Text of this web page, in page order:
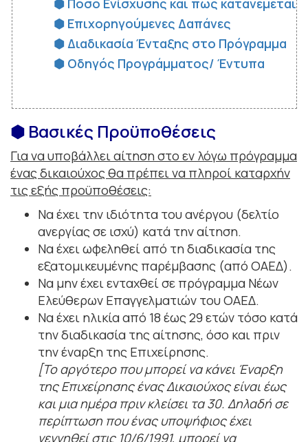
⬢ Ποσό Ενίσχυσης και πως κατανέμεται
⬢ Επιχορηγούμενες Δαπάνες
⬢ Διαδικασία Ένταξης στο Πρόγραμμα
⬢ Οδηγός Προγράμματος/ Έντυπα
⬢ Βασικές Προϋποθέσεις
Για να υποβάλλει αίτηση στο εν λόγω πρόγραμμα
ένας δικαιούχος θα πρέπει να πληροί καταρχήν
τις εξής προϋποθέσεις:
Να έχει την ιδιότητα του ανέργου (δελτίο
ανεργίας σε ισχύ) κατά την αίτηση.
Να έχει ωφεληθεί από τη διαδικασία της
εξατομικευμένης παρέμβασης (από ΟΑΕΔ).
Να μην έχει ενταχθεί σε πρόγραμμα Νέων
Ελεύθερων Επαγγελματιών του ΟΑΕΔ.
Να έχει ηλικία από 18 έως 29 ετών τόσο κατά
την διαδικασία της αίτησης, όσο και πριν
την έναρξη της Επιχείρησης.
[Το αργότερο που μπορεί να κάνει Έναρξη
της Επιχείρησης ένας Δικαιούχος είναι έως
και μια ημέρα πριν κλείσει τα 30. Δηλαδή σε
περίπτωση που ένας υποψήφιος έχει
γεννηθεί στις 10/6/1991, μπορεί να